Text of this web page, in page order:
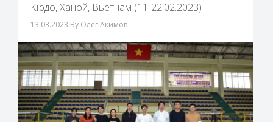
Кюдо, Ханой, Вьетнам (11-22.02.2023)
13.03.2023 By Олег Акимов